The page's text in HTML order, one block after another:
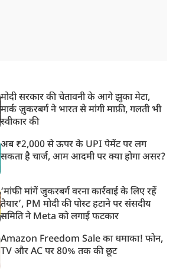
मोदी सरकार की चेतावनी के आगे झुका मेटा,
मार्क ज़ुकरबर्ग ने भारत से मांगी माफ़ी, गलती भी
स्वीकार की
अब ₹2,000 से ऊपर के UPI पेमेंट पर लग
सकता है चार्ज, आम आदमी पर क्या होगा असर?
‘मांफी मांगें जुकरबर्ग वरना कार्रवाई के लिए रहें
तैयार’, PM मोदी की पोस्ट हटाने पर संसदीय
समिति ने Meta को लगाई फटकार
Amazon Freedom Sale का धमाका! फोन,
TV और AC पर 80% तक की छूट